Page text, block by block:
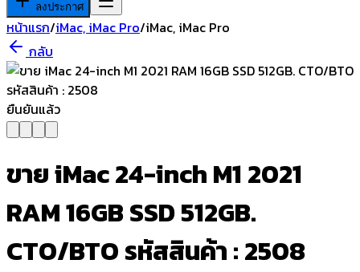
ลงประกาศ
หน้าแรก/iMac, iMac Pro/iMac, iMac Pro
กลับ
ยืนยันแล้ว
ขาย iMac 24-inch M1 2021
RAM 16GB SSD 512GB.
CTO/BTO รหัสสินค้า : 2508